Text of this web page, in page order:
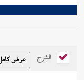
الشرح